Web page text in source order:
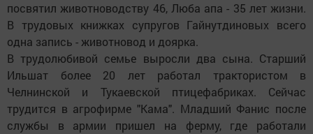
посвятил животноводству 46, Люба апа - 35 лет жизни.
В трудовых книжках супругов Гайнутдиновых всего
одна запись - животновод и доярка.
В трудолюбивой семье выросли два сына. Старший
Ильшат более 20 лет работал трактористом в
Челнинской и Тукаевской птицефабриках. Сейчас
трудится в агрофирме "Кама". Младший Фанис после
службы в армии пришел на ферму, где работали